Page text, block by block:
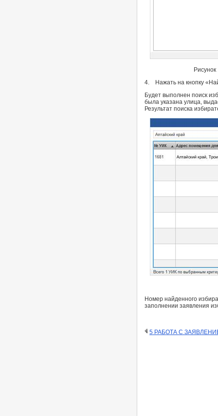
4. Нажать на кнопку
Будет выполнен поиск
была указана улица,
Результат поиска
Номер найденного
заполнении заявления
5 РАБОТА С